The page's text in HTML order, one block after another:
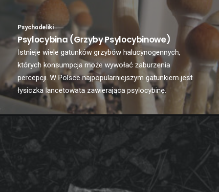
Psychodeliki
Psylocybina (grzyby Psylocybinowe)
Istnieje wiele gatunków grzybów halucynogennych,
których konsumpcja może wywołać zaburzenia
percepcji. W Polsce najpopularniejszym gatunkiem jest
łysiczka lancetowata zawierająca psylocybinę.